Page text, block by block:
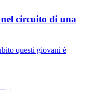
circuito di una
questi giovani è